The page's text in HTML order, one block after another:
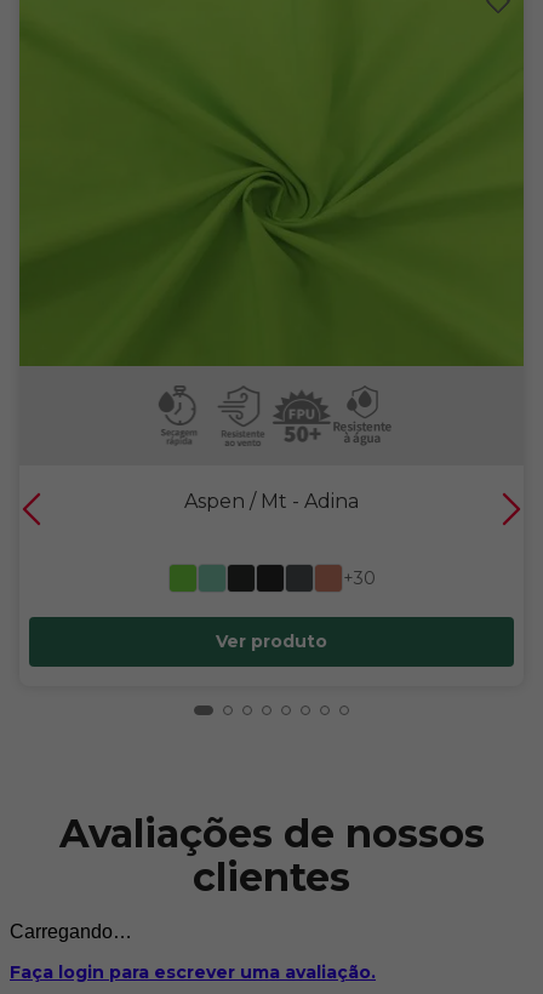
Aspen / Mt - Adina
+30
Ver produto
Avaliações de nossos
clientes
Carregando…
Faça login para escrever uma avaliação.